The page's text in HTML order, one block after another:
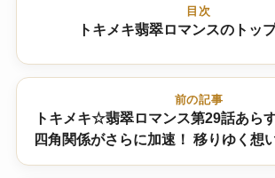
目次
トキメキ翡翠ロマンスのトッ
前の記事
トキメキ☆翡翠ロマンス第29話あら
四角関係がさらに加速！ 移りゆく想